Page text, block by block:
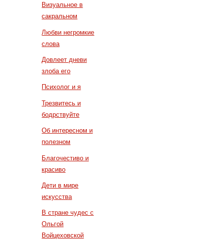
Визуальное в
сакральном
Любви негромкие
слова
Довлеет дневи
злоба его
Психолог и я
Трезвитесь и
бодрствуйте
Об интересном и
полезном
Благочестиво и
красиво
Дети в мире
искусства
В стране чудес с
Ольгой
Войцеховской